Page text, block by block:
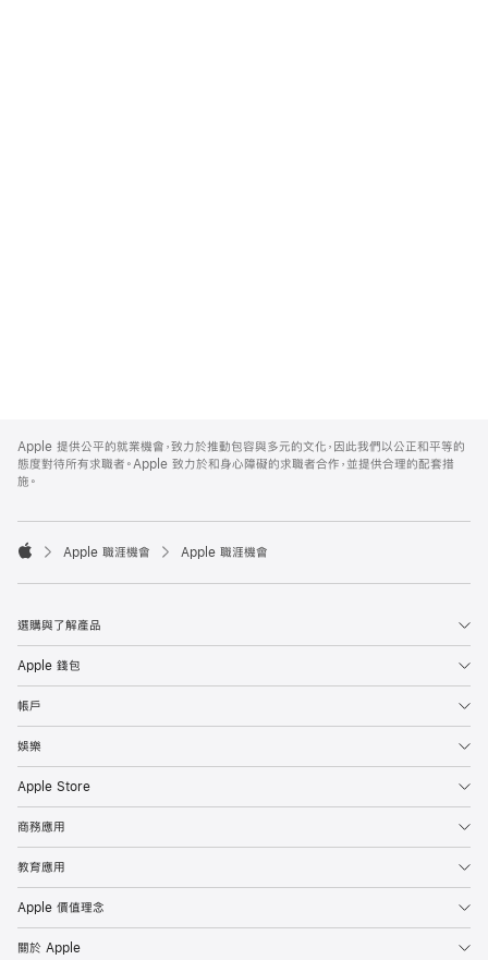
Footer
Apple 提供公平的就業機會，致力於推動包容與多元的文化，因此我們以公正和平等的
態度對待所有求職者。Apple 致力於和身心障礙的求職者合作，並提供合理的配套措
施。

Apple 職涯機會 Apple 職涯機會
選購與了解產品
Apple 錢包
帳戶
娛樂
Apple Store
商務應用
教育應用
Apple 價值理念
關於 Apple